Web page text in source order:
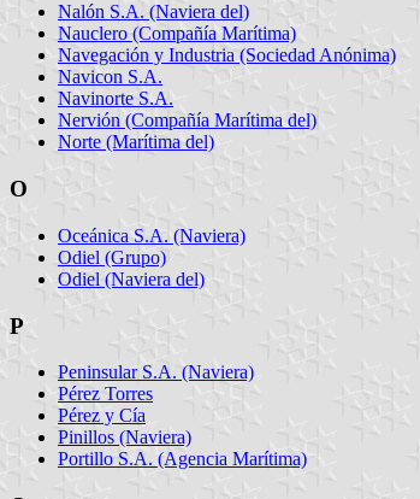
Nalón S.A. (Naviera del)
Nauclero (Compañía Marítima)
Navegación y Industria (Sociedad Anónima)
Navicon S.A.
Navinorte S.A.
Nervión (Compañía Marítima del)
Norte (Marítima del)
O
Oceánica S.A. (Naviera)
Odiel (Grupo)
Odiel (Naviera del)
P
Peninsular S.A. (Naviera)
Pérez Torres
Pérez y Cía
Pinillos (Naviera)
Portillo S.A. (Agencia Marítima)